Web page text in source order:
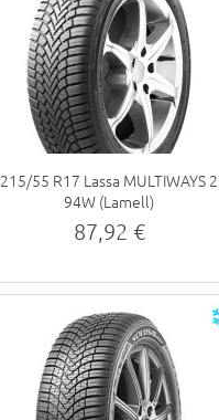
215/55 R17 Lassa MULTIWAYS 2
94W (Lamell)
87,92 €